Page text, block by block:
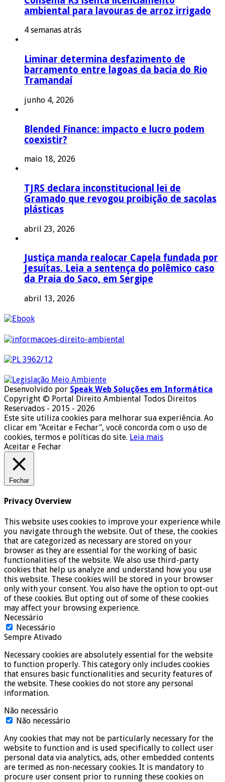
ambiental para lavouras de arroz irrigado
4 semanas atrás
Liminar determina desfazimento de
barramento entre lagoas da bacia do Rio
Tramandaí
junho 4, 2026
Blended Finance: impacto e lucro podem
coexistir?
maio 18, 2026
TJRS declara inconstitucional lei de
Gramado que revogou proibição de sacolas
plásticas
abril 23, 2026
Justiça manda realocar Capela fundada por
Jesuítas. Leia a sentença do polêmico caso
da Praia do Saco, em Sergipe
abril 13, 2026
Desenvolvido por Speak Web Soluções em Informática
Copyright © Portal Direito Ambiental Todos Direitos
Reservados - 2015 - 2026
Este site utiliza cookies para melhorar sua experiência. Ao
clicar em "Aceitar e Fechar", você concorda com o uso de
cookies, termos e políticas do site. Leia mais
Aceitar e Fechar
Fechar
Privacy Overview
This website uses cookies to improve your experience while
you navigate through the website. Out of these, the cookies
that are categorized as necessary are stored on your
browser as they are essential for the working of basic
functionalities of the website. We also use third-party
cookies that help us analyze and understand how you use
this website. These cookies will be stored in your browser
only with your consent. You also have the option to opt-out
of these cookies. But opting out of some of these cookies
may affect your browsing experience.
Necessário
Necessário
Sempre Ativado
Necessary cookies are absolutely essential for the website
to function properly. This category only includes cookies
that ensures basic functionalities and security features of
the website. These cookies do not store any personal
information.
Não necessário
Não necessário
Any cookies that may not be particularly necessary for the
website to function and is used specifically to collect user
personal data via analytics, ads, other embedded contents
are termed as non-necessary cookies. It is mandatory to
procure user consent prior to running these cookies on